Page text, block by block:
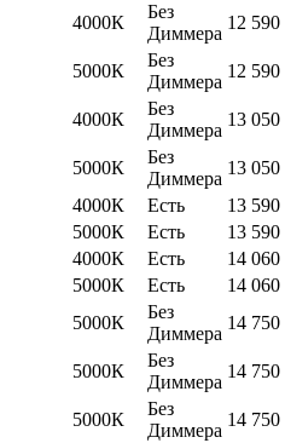
4000К
Без
Диммера
12 590
5000К
Без
Диммера
12 590
4000К
Без
Диммера
13 050
5000К
Без
Диммера
13 050
4000К Есть
13 590
5000К Есть
13 590
4000К Есть
14 060
5000К Есть
14 060
5000К
Без
Диммера
14 750
5000К
Без
Диммера
14 750
5000К
Без
Диммера
14 750